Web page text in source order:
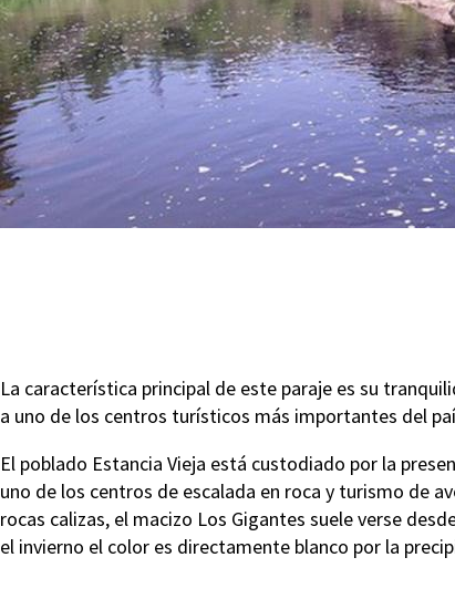
La característica principal de este paraje es su
a uno de los centros turísticos más importantes del
El poblado Estancia Vieja está custodiado por la
uno de los centros de escalada en roca y turismo de
rocas calizas, el macizo Los Gigantes suele verse
el invierno el color es directamente blanco por la